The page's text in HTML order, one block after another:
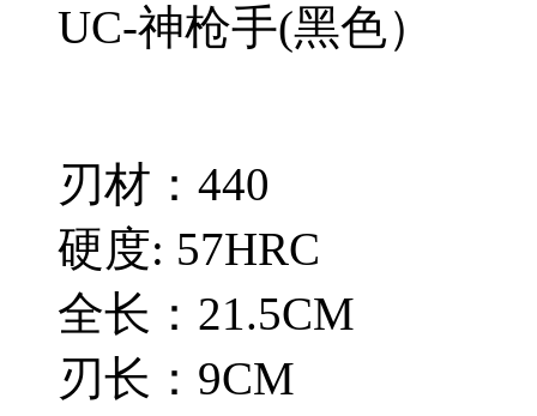
UC-神枪手(黑色）
刃材：440
硬度: 57HRC
全长：21.5CM
刃长：9CM